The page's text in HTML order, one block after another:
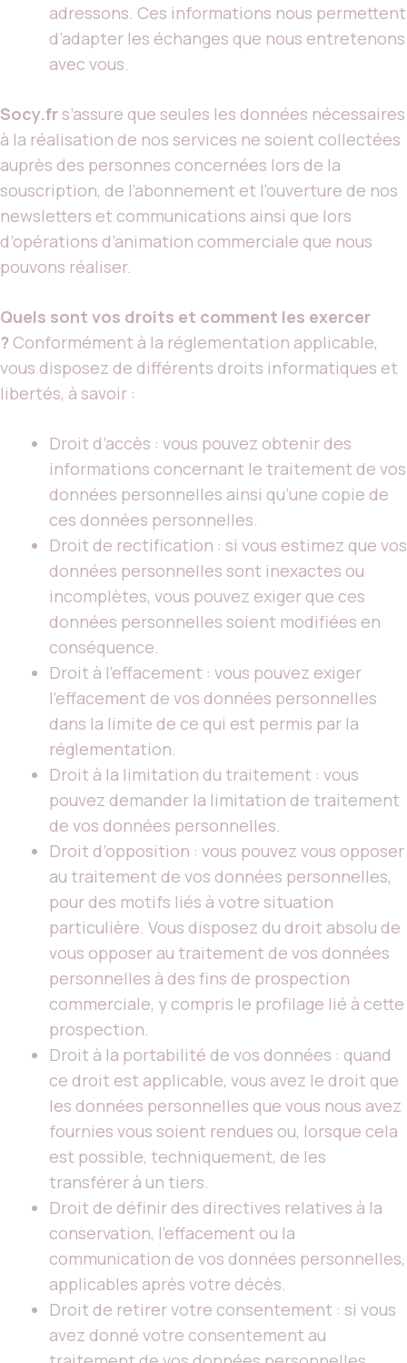
adressons. Ces informations nous permettent
d’adapter les échanges que nous entretenons
avec vous.
Socy.frs’assure que seules les données nécessaires
à la réalisation de nos services ne soient collectées
auprès des personnes concernées lors de la
souscription, de l’abonnement et l’ouverture de nos
newsletters et communications ainsi que lors
d’opérations d’animation commerciale que nous
pouvons réaliser.
Quels sont vos droits et comment les exercer
? Conformément à la réglementation applicable,
vous disposez de différents droits informatiques et
libertés, à savoir :
Droit d’accès : vous pouvez obtenir des
informations concernant le traitement de vos
données personnelles ainsi qu’une copie de
ces données personnelles.
Droit de rectification : si vous estimez que vos
données personnelles sont inexactes ou
incomplètes, vous pouvez exiger que ces
données personnelles soient modifiées en
conséquence.
Droit à l’effacement : vous pouvez exiger
l’effacement de vos données personnelles
dans la limite de ce qui est permis par la
réglementation.
Droit à la limitation du traitement : vous
pouvez demander la limitation de traitement
de vos données personnelles.
Droit d’opposition : vous pouvez vous opposer
au traitement de vos données personnelles,
pour des motifs liés à votre situation
particulière. Vous disposez du droit absolu de
vous opposer au traitement de vos données
personnelles à des fins de prospection
commerciale, y compris le profilage lié à cette
prospection.
Droit à la portabilité de vos données : quand
ce droit est applicable, vous avez le droit que
les données personnelles que vous nous avez
fournies vous soient rendues ou, lorsque cela
est possible, techniquement, de les
transférer à un tiers.
Droit de définir des directives relatives à la
conservation, l’effacement ou la
communication de vos données personnelles,
applicables après votre décès.
Droit de retirer votre consentement : si vous
avez donné votre consentement au